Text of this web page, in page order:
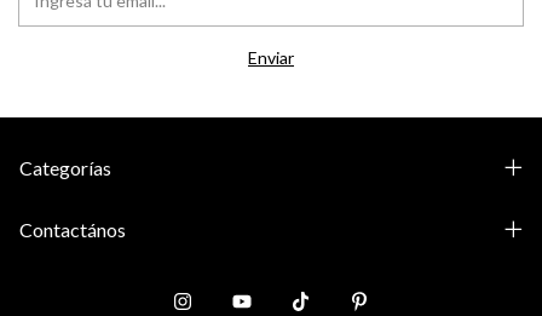
Categorías
Contactános